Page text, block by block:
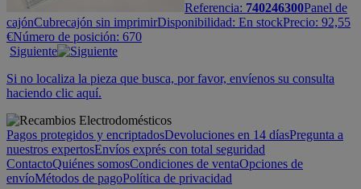
Referencia: 740246300Panel de
cajónCubrecajón sin imprimirDisponibilidad: En stockPrecio: 92,55
€Número de posición: 670
Siguiente
Si no localiza la pieza que busca, por favor, envíenos su consulta
haciendo clic aquí.
Pagos protegidos y encriptadosDevoluciones en 14 díasPregunta a
nuestros expertosEnvíos exprés con total seguridad
ContactoQuiénes somosCondiciones de ventaOpciones de
envíoMétodos de pagoPolítica de privacidad